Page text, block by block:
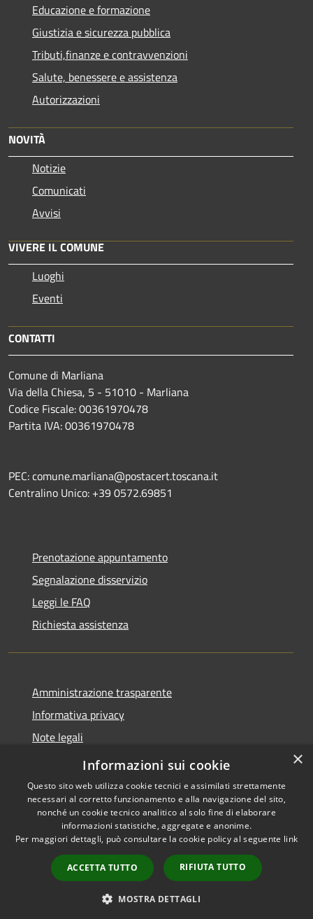
Educazione e formazione
Giustizia e sicurezza pubblica
Tributi,finanze e contravvenzioni
Salute, benessere e assistenza
Autorizzazioni
NOVITÀ
Notizie
Comunicati
Avvisi
VIVERE IL COMUNE
Luoghi
Eventi
CONTATTI
Comune di Marliana
Via della Chiesa, 5 - 51010 - Marliana
Codice Fiscale: 00361970478
Partita IVA: 00361970478
PEC: comune.marliana@postacert.toscana.it
Centralino Unico: +39 0572.69851
Prenotazione appuntamento
Segnalazione disservizio
Leggi le FAQ
Richiesta assistenza
Amministrazione trasparente
Informativa privacy
Note legali
Dichiarazione di accessibilità
Accessibilità
Copyright © 2026 • Comune di
Marliana • Powered by
Municipium•
Accesso
redazione
×
Informazioni sui cookie
Questo sito web utilizza cookie tecnici e assimilati strettamente
necessari al corretto funzionamento e alla navigazione del sito,
nonché un cookie tecnico analitico al solo fine di elaborare
informazioni statistiche, aggregate e anonime.
Per maggiori dettagli, può consultare la cookie policy al seguente link
ACCETTA TUTTO RIFIUTA TUTTO
MOSTRA DETTAGLI